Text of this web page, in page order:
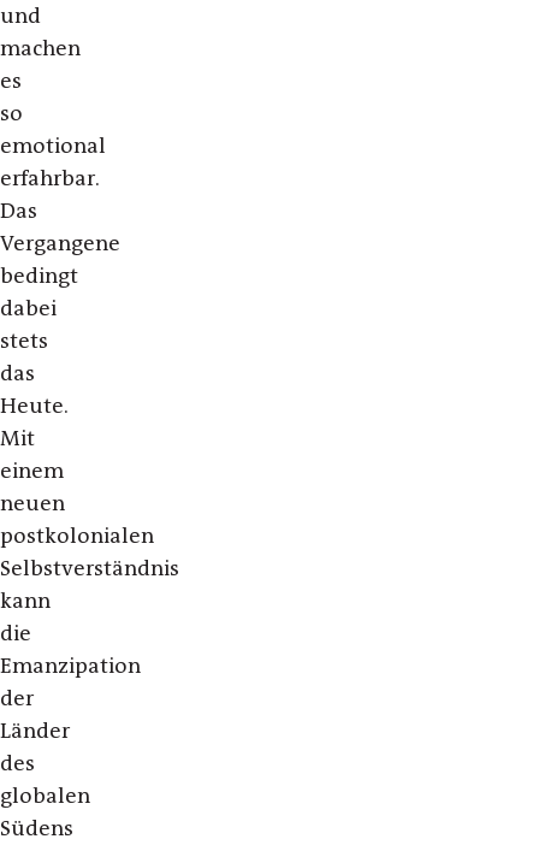
und
machen
es
so
emotional
erfahrbar.
Das
Vergangene
bedingt
dabei
stets
das
Heute.
Mit
einem
neuen
postkolonialen
Selbstverständnis
kann
die
Emanzipation
der
Länder
des
globalen
Südens